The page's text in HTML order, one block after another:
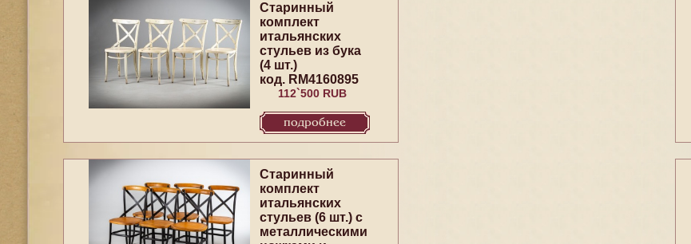
Старинный
комплект
итальянских
стульев из бука
(4 шт.)
код. RM4160895
112`500 RUB
подробнее
Старинный
комплект
итальянских
стульев (6 шт.) с
металлическими